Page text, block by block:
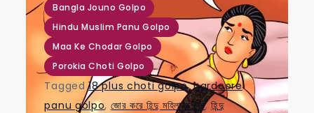
Bangla Jouno Golpo
Hindu Muslim Panu Golpo
Maa Ke Chodar Golpo
Porokia Choti Golpo
Tagged18 plus choti golpo,hardcore
panu golpo, জোর করে হিন্দু মহিলাকে চুদা,হিন্দু